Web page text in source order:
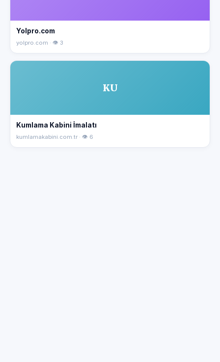
Yolpro.com
yolpro.com · 👁 3
KU
Kumlama Kabini İmalatı
kumlamakabini.com.tr · 👁 6